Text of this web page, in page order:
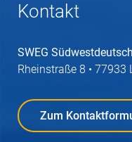
Kontakt
SWEG
Rheinstraße 8 • 77933
Zum